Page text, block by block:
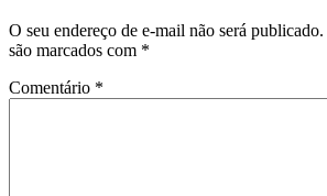
O seu endereço de e-mail não será publicado.
são marcados com *
Comentário *